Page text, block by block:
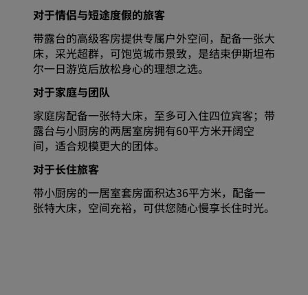
对于情侣与短途度假的旅客
带露台的高级客房提供专属户外空间，配备一张大
床，采光超群，可饱览城市景致，是结束伊斯坦布
尔一日游览后放松身心的理想之选。
对于家庭与团队
家庭房配备一张特大床，至多可入住四位宾客；带
露台与小厨房的两居室房拥有60平方米开阔空
间，适合规模更大的团体。
对于长住旅客
带小厨房的一居室套房面积达36平方米，配备一
张特大床，空间充裕，可供您随心慢享长住时光。